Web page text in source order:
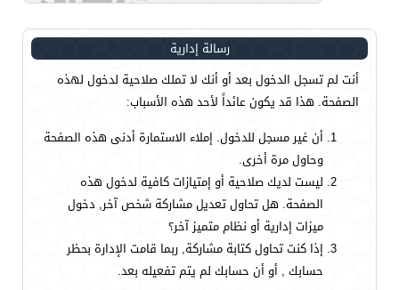
رسالة إدارية
أنت لم تسجل الدخول بعد أو أنك لا تملك صلاحية لدخول لهذه
الصفحة. هذا قد يكون عائداً لأحد هذه الأسباب:
أن غير مسجل للدخول. إملاء الاستمارة أدنى هذه الصفحة
وحاول مرة أخرى.
ليست لديك صلاحية أو إمتيازات كافية لدخول هذه
الصفحة. هل تحاول تعديل مشاركة شخص آخر, دخول
ميزات إدارية أو نظام متميز آخر؟
إذا كنت تحاول كتابة مشاركة, ربما قامت الإدارة بحظر
حسابك , أو أن حسابك لم يتم تفعيله بعد.